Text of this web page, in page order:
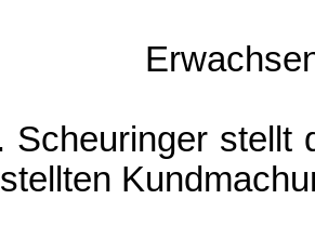
Scheuringer stellt